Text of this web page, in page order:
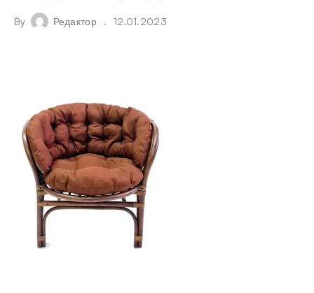
By Редактор 12.01.2023